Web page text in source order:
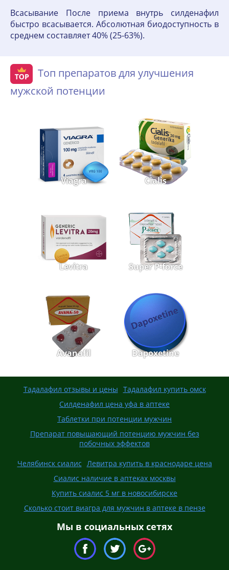
Всасывание После приема внутрь силденафил
быстро всасывается. Абсолютная биодоступность в
среднем составляет 40% (25-63%).
Топ препаратов для улучшения
мужской потенции
Viagra Cialis
Levitra Super P-force
Avanafil Dapoxetine
Тадалафил отзывы и цены Тадалафил купить омск
Силденафил цена уфа в аптеке
Таблетки при потенции мужчин
Препарат повышающий потенцию мужчин без
побочных эффектов
Челябинск сиалис
Левитра купить в краснодаре цена
Сиалис наличие в аптеках москвы
Купить сиалис 5 мг в новосибирске
Сколько стоит виагра для мужчин в аптеке в пензе
Мы в социальных сетях